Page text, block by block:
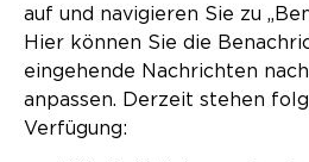
auf und navigieren Sie zu
Hier können Sie die
eingehende Nachrichten
anpassen. Derzeit stehen
Verfügung: